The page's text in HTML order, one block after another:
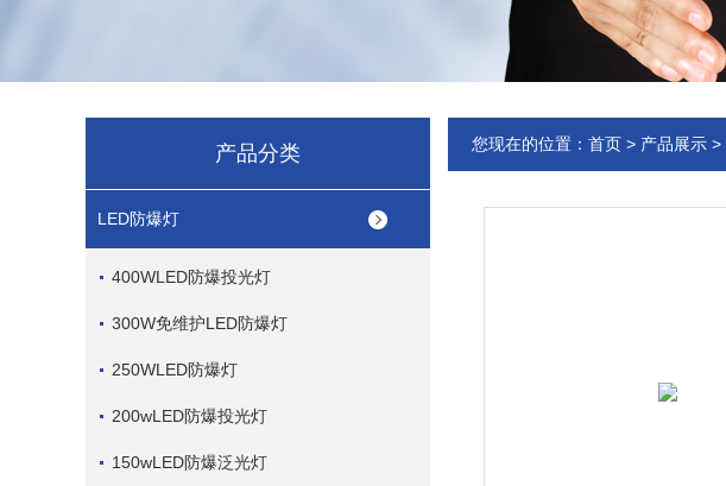
产品分类
LED防爆灯
400WLED防爆投光灯
300W免维护LED防爆灯
250WLED防爆灯
200wLED防爆投光灯
150wLED防爆泛光灯
您现在的位置： 首页 > 产品展示 >